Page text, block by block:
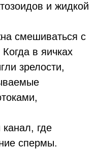
и жидкой
смешиваться с
в яичках
зрелости,
где
спермы.